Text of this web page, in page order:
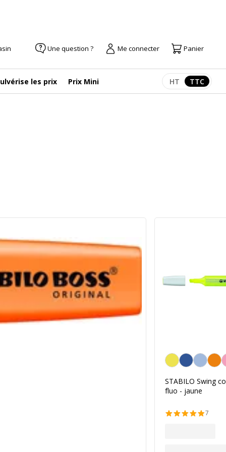
Une question ? Me connecter Panier
les prix Prix Mini Afficher les
HT TTC
Jaune
STABILO Swing
fluo - jaune
7